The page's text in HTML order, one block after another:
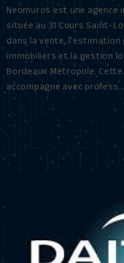
Neomuros est une
située au 31 Cours Saint-
dans la vente,
immobiliers et la gestion
Bordeaux Métropole.
accompagne avec profess...